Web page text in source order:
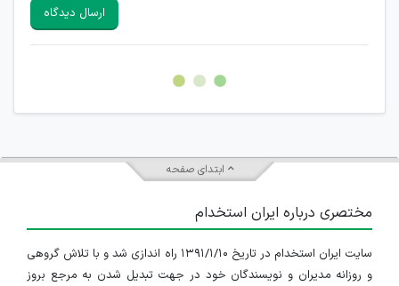
هرگونه تحریک، تحقیر و کنایه به سایر افراد (مسئول و غیر مسئول)
غیر مجاز می باشد.
امکان هماهنگی برای هرگونه ملاقات حضوری چه به صورت دسته
ارسال دیدگاه
ابتدای صفحه
مختصری درباره ایران استخدام
سایت ایران استخدام در تاریخ ۱۳۹۱/۱/۱۰ راه اندازی شد و با تلاش گروهی
و روزانه مدیران و نویسندگان خود در جهت تبدیل شدن به مرجع بروز